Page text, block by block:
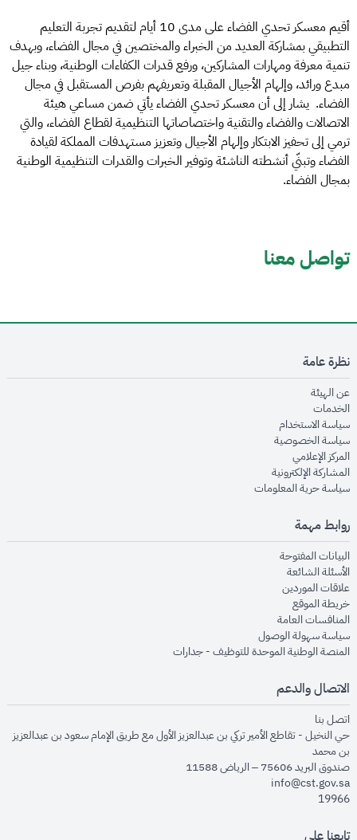
أقيم معسكر تحدي الفضاء على مدى 10 أيام لتقديم تجربة التعليم
التطبيقي بمشاركة العديد من الخبراء والمختصين في مجال الفضاء، وبهدف
تنمية معرفة ومهارات المشاركين، ورفع قدرات الكفاءات الوطنية، وبناء جيل
مبدع ورائد، وإلهام الأجيال المقبلة وتعريفهم بفرص المستقبل في مجال
الفضاء. يشار إلى أن معسكر تحدي الفضاء يأتي ضمن مساعي هيئة
الاتصالات والفضاء والتقنية واختصاصاتها التنظيمية لقطاع الفضاء، والتي
ترمي إلى تحفيز الابتكار وإلهام الأجيال وتعزيز مستهدفات المملكة لقيادة
الفضاء وتبنّي أنشطته الناشئة وتوفير الخبرات والقدرات التنظيمية الوطنية
بمجال الفضاء.
تواصل معنا
نظرة عامة
عن الهيئةopens in new window
الخدماتopens in new window
سياسة الاستخدامopens in new window
سياسة الخصوصيةopens in new window
المركز الإعلاميopens in new window
المشاركة الإلكترونيةopens in new window
سياسة حرية المعلوماتopens in new window
روابط مهمة
البيانات المفتوحةopens in new window
الأسئلة الشائعةopens in new window
علاقات الموردينopens in new window
خريطة الموقعopens in new window
المنافسات العامةopens in new window
سياسة سهولة الوصولopens in new window
المنصة الوطنية الموحدة للتوظيف - جداراتopens in new window
الاتصال والدعم
اتصل بنا
حي النخيل - تقاطع الأمير تركي بن عبدالعزيز الأول مع طريق الإمام سعود بن عبدالعزيز
بن محمد
صندوق البريد 75606 – الرياض 11588
info@cst.gov.sa
19966